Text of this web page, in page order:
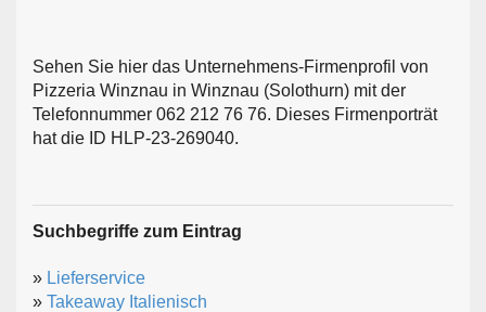
Sehen Sie hier das Unternehmens-Firmenprofil von
Pizzeria Winznau in Winznau (Solothurn) mit der
Telefonnummer 062 212 76 76. Dieses Firmenporträt
hat die ID HLP-23-269040.
Suchbegriffe zum Eintrag
» Lieferservice
» Takeaway Italienisch